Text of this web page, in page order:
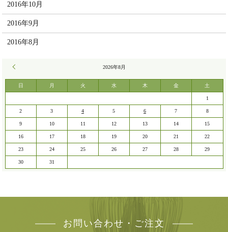
2016年10月
2016年9月
2016年8月
2026年8月
日 月 火 水 木 金 土
1
2 3 4 5 6 7 8
9 10 11 12 13 14 15
16 17 18 19 20 21 22
23 24 25 26 27 28 29
30 31
お問い合わせ・ご注文